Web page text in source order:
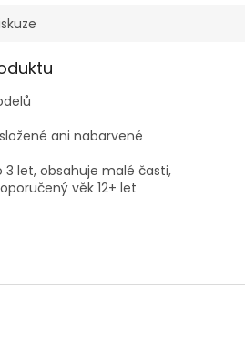
ani nabarvené
let, obsahuje malé časti,
věk 12+ let